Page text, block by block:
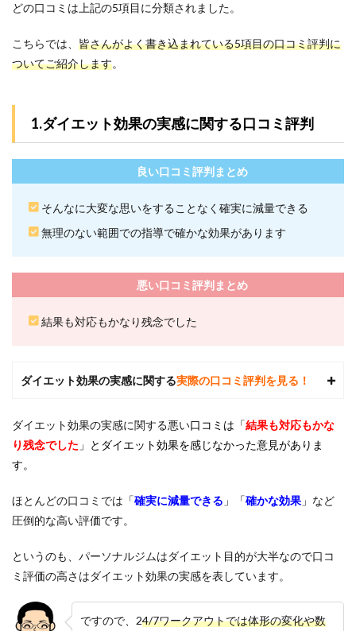
る
3.5
5.会社
の行
も手
ぶら
で通
える
4
ワー
クア
ウト
情報
5
ウト
JR戸
田公
園駅
から
で行
での
24/7
クア
ウト
どの口コミは上記の5項目に分類されました。
こちらでは、 皆さんがよく書き込まれている5項目の口コミ評判に
ついてご紹介します。
1.ダイエット効果の実感に関する口コミ評判
良い口コミ評判まとめ
そんなに大変な思いをすることなく確実に減量できる
無理のない範囲での指導で確かな効果があります
悪い口コミ評判まとめ
結果も対応もかなり残念でした
ダイエット効果の実感に関する実際の口コミ評判を見る！
ダイエット効果の実感に関する悪い口コミは「結果も対応もかな
り残念でした 」とダイエット効果を感じなかった意見がありま
す。
ほとんどの口コミでは 「確実に減量できる 」「確かな効果 」 など
圧倒的な高い評価です。
というのも、パーソナルジムはダイエット目的が大半なので口コ
ミ評価の高さはダイエット効果の実感を表しています。
ですので、24/7ワークアウトでは体形の変化や数